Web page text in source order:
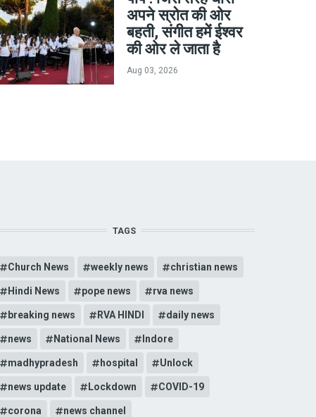
अपने स्रोत की ओर
बहती, संगीत हमें ईश्वर
की ओर ले जाता है
Aug 03, 2026
TAGS
Church News weekly news christian news
Hindi News pope news rva news
breaking news RVA HINDI daily news
news National News Indore
madhypradesh hospital Unlock
news update Lockdown COVID-19
corona news channel